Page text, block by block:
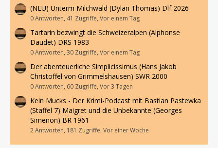
(NEU) Unterm Milchwald (Dylan Thomas) Dlf 2026
0 Antworten, 41 Zugriffe, Vor einem Tag
Tartarin bezwingt die Schweizeralpen (Alphonse
Daudet) DRS 1983
0 Antworten, 30 Zugriffe, Vor einem Tag
Der abenteuerliche Simplicissimus (Hans Jakob
Christoffel von Grimmelshausen) SWR 2000
0 Antworten, 60 Zugriffe, Vor 3 Tagen
Kein Mucks - Der Krimi-Podcast mit Bastian Pastewka
(Staffel 7) Maigret und die Unbekannte (Georges
Simenon) BR 1961
2 Antworten, 181 Zugriffe, Vor einer Woche